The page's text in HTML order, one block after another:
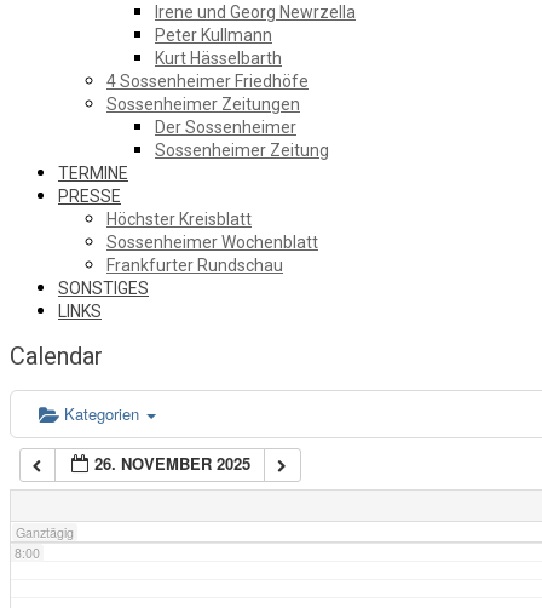
Irene und Georg Newrzella
Peter Kullmann
Kurt Hässelbarth
4 Sossenheimer Friedhöfe
Sossenheimer Zeitungen
Der Sossenheimer
Sossenheimer Zeitung
TERMINE
PRESSE
Höchster Kreisblatt
Sossenheimer Wochenblatt
Frankfurter Rundschau
SONSTIGES
LINKS
Calendar
Kategorien
26. NOVEMBER 2025
Ganztägig
3:00
6:00
7:00
8:00